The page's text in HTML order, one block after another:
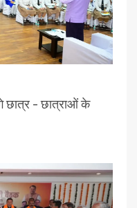
छात्र – छात्राओं के